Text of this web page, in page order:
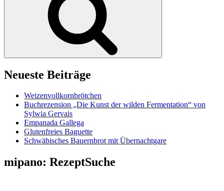
Neueste Beiträge
Weizenvollkornbrötchen
Buchrezension „Die Kunst der wilden Fermentation“ von
Sylwia Gervais
Empanada Gallega
Glutenfreies Baguette
Schwäbisches Bauernbrot mit Übernachtgare
mipano: RezeptSuche